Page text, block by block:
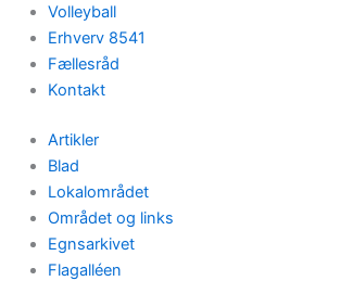
Volleyball
Erhverv 8541
Fællesråd
Kontakt
Artikler
Blad
Lokalområdet
Området og links
Egnsarkivet
Flagalléen